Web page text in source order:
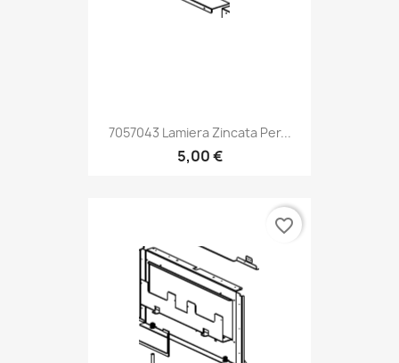
7057043 Lamiera Zincata Per...
5,00 €
favorite_border